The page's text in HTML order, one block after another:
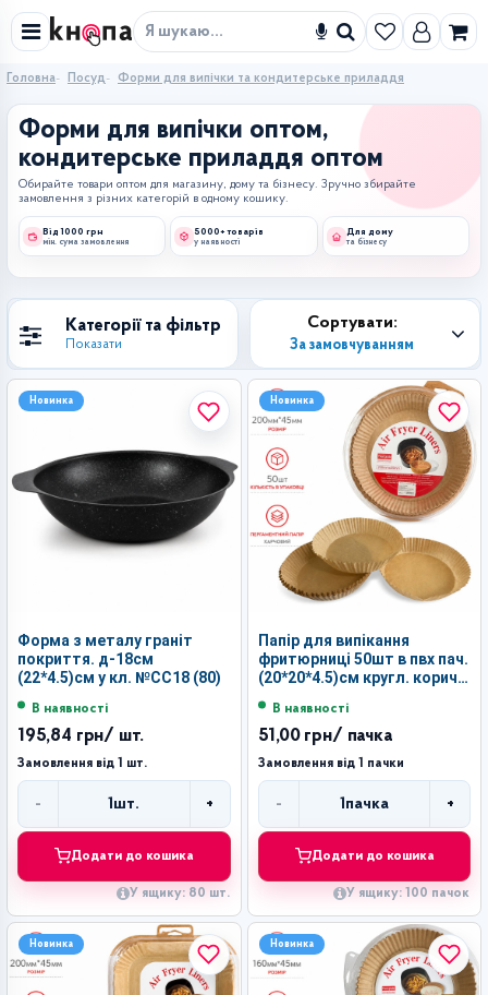
Знайти
Головна Посуд Форми для випічки та кондитерське приладдя
Форми для випічки оптом,
кондитерське приладдя оптом
Обирайте товари оптом для магазину, дому та бізнесу. Зручно збирайте
замовлення з різних категорій в одному кошику.
Від 1000 грн
мін. сума замовлення
5000+ товарів
у наявності
Для дому
та бізнесу
Категорії та фільтр
Показати
Сортувати:
За замовчуванням
Новинка
Форма з металу граніт
покриття. д-18см
(22*4.5)см у кл. №СС18 (80)
В наявності
195,84 грн/ шт.
Замовлення від 1 шт.
- 1шт. +
Додати до кошика
У ящику: 80 шт.
Новинка
Папір для випікання
фритюрниці 50шт в пвх пач.
(20*20*4.5)см кругл. корич.
В наявності
51,00 грн/ пачка
Замовлення від 1 пачки
- 1пачка +
Додати до кошика
У ящику: 100 пачок
Новинка Новинка